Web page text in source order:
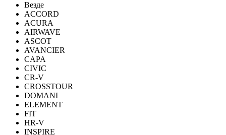
Везде
ACCORD
ACURA
AIRWAVE
ASCOT
AVANCIER
CAPA
CIVIC
CR-V
CROSSTOUR
DOMANI
ELEMENT
FIT
HR-V
INSPIRE